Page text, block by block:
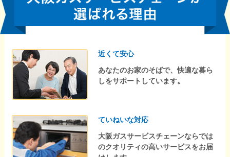
近くて安心
あなたのお家のそばで、快適な暮ら
しをサポートしています。
ていねいな対応
大阪ガスサービスチェーンならでは
のクオリティの高いサービスをお届